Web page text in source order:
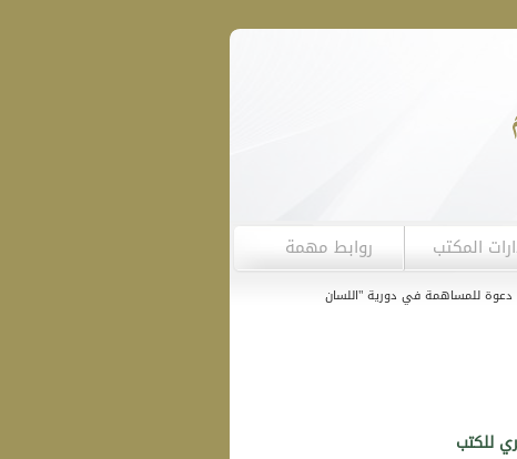
المكتب روابط مهمة
للمساهمة في دورية "اللسان العربي"
للكتب